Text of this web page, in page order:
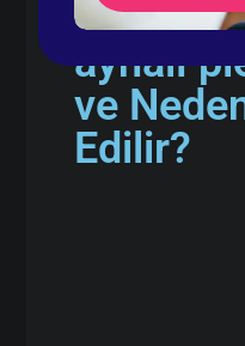
aynalı
ve
Edilir?